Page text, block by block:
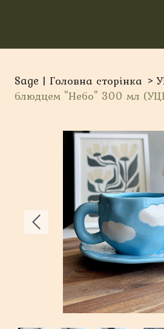
Sage | Головна сторінка
блюдцем "Небо" 300 мл